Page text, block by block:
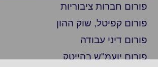
פורום חברות ציבוריות
פורום קפיטל, שוק ההון
פורום דיני עבודה
פורום יועמ"ש בהייטק